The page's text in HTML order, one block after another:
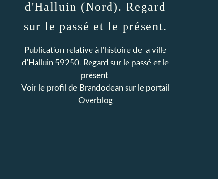
d'Halluin (Nord). Regard
sur le passé et le présent.
Publication relative à l'histoire de la ville
d'Halluin 59250. Regard sur le passé et le
présent.
Voir le profil de Brandodean sur le portail
Overblog